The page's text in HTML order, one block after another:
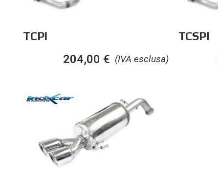
TCPI
(IVA esclusa)
204,00 €
TCSPI